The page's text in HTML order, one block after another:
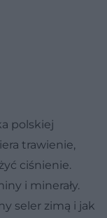
polskiej
trawienie,
ciśnienie.
i minerały.
seler zimą i jak